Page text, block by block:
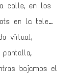
calle, en los
en la tele…
virtual,
bajamos el